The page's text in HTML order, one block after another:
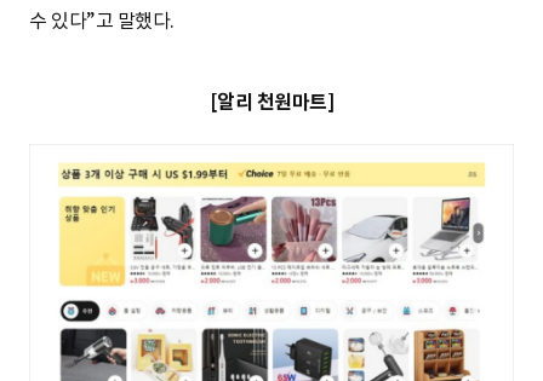
수 있다”고 말했다.
[알리 천원마트]